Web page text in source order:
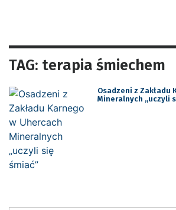
TAG: terapia śmiechem
Osadzeni z Zakładu
Mineralnych „uczyli